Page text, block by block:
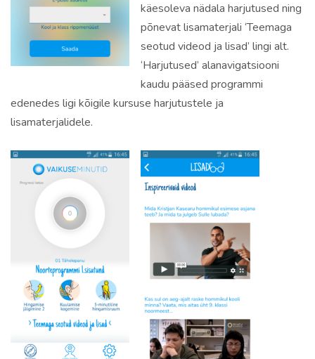
käesoleva nädala harjutused ning
põnevat lisamaterjali ‘Teemaga
seotud videod ja lisad’ lingi alt.
‘Harjutused’ alanavigatsiooni
kaudu pääsed programmi
edenedes ligi kõigile kursuse harjutustele ja
lisamaterjalidele.